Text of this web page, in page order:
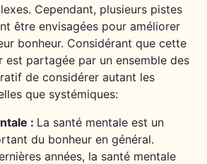
Cependant, plusieurs pistes
être envisagées pour améliorer
bonheur. Considérant que cette
est partagée par un ensemble des
de considérer autant les
que systémiques:
: La santé mentale est un
du bonheur en général.
années, la santé mentale